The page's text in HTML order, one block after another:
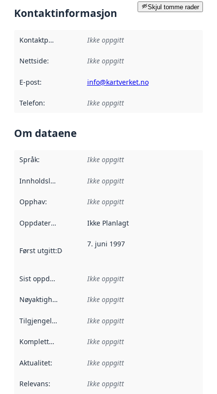
Skjul tomme rader
Kontaktinformasjon
Kontaktpunkt Ikke oppgitt
Nettside: Ikke oppgitt
E-post: info@kartverket.no
Telefon: Ikke oppgitt
Om dataene
Språk: Ikke oppgitt
Innholdsleverandører :
Ikke oppgitt
Opphav: Ikke oppgitt
Oppdateringsfrekvens :
Ikke Planlagt
Først utgitt:Denne datoen sier når dataene i dette
7. juni 1997
Sist oppdatert Ikke oppgitt
Nøyaktighet Ikke oppgitt
Tilgjengelighet Ikke oppgitt
Kompletthet Ikke oppgitt
Aktualitet: Ikke oppgitt
Relevans: Ikke oppgitt